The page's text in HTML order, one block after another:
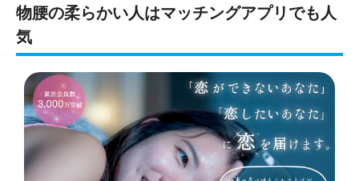
物腰の柔らかい人はマッチングアプリでも人
気